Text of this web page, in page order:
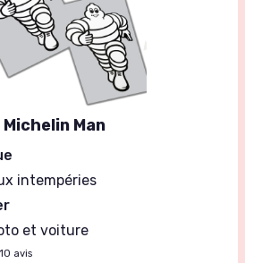
Man
intempéries
et voiture
10 avis